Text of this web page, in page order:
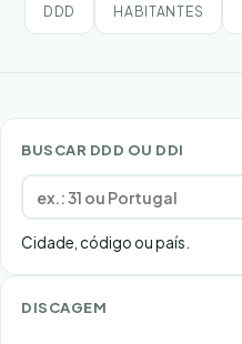
DDD HABITANTES
BUSCAR DDD OU DDI
Cidade, código ou país.
DISCAGEM